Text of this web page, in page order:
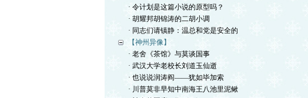
· 令计划是这篇小说的原型吗？
· 胡耀邦胡锦涛的二胡小调
· 同志们请镇静：温总和党是安全的
【神州异像】
· 老舍《茶馆》与莫谈国事
· 武汉大学老校长刘道玉仙逝
· 也说说润涛阎——犹如毕加索
· 川普莫非早知中南海王八池里泥鳅